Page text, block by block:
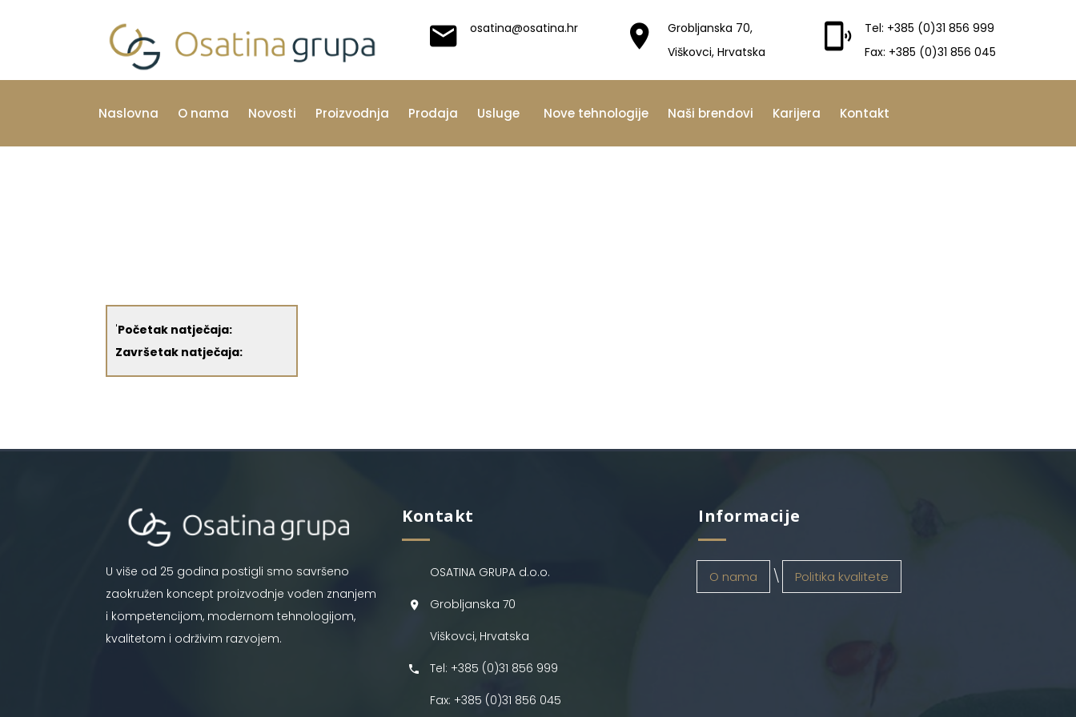
osatina@osatina.hr
Grobljanska 70,
Viškovci, Hrvatska
Tel: +385 (0)31 856 999
Fax: +385 (0)31 856 045
Naslovna O nama Novosti Proizvodnja Prodaja Usluge Nove tehnologije Naši brendovi Karijera Kontakt
'Početak natječaja:
Završetak natječaja:
U više od 25 godina postigli smo savršeno
zaokružen koncept proizvodnje vođen znanjem
i kompetencijom, modernom tehnologijom,
kvalitetom i održivim razvojem.
Kontakt
OSATINA GRUPA d.o.o.
Grobljanska 70
Viškovci, Hrvatska
Tel: +385 (0)31 856 999
Fax: +385 (0)31 856 045
Informacije
O nama Politika kvalitete